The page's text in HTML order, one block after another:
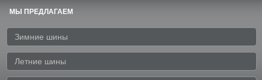
МЫ ПРЕДЛАГАЕМ
Зимние шины
Летние шины